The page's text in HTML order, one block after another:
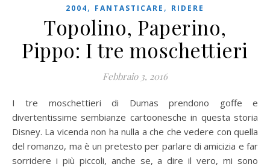
2004, FANTASTICARE , RIDERE
Topolino, Paperino,
Pippo: I tre moschettieri
Febbraio 3, 2016
I tre moschettieri di Dumas prendono goffe e
divertentissime sembianze cartoonesche in questa storia
Disney. La vicenda non ha nulla a che che vedere con quella
del romanzo, ma è un pretesto per parlare di amicizia e far
sorridere i più piccoli, anche se, a dire il vero, mi sono